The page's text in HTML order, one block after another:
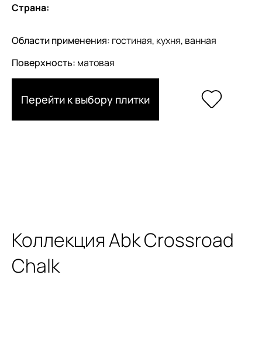
Страна:
Области применения: гостиная, кухня, ванная
Поверхность: матовая
Перейти к выбору плитки
Коллекция Abk Crossroad
Chalk